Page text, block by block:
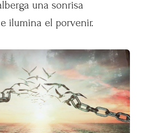
una sonrisa
ilumina el porvenir.